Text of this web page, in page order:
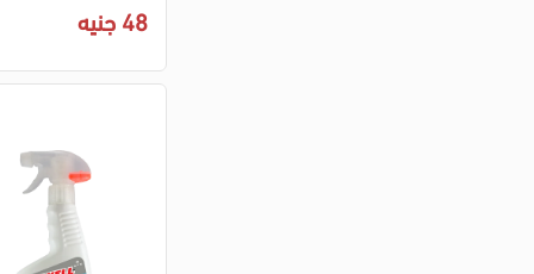
48 جنيه